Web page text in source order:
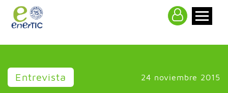
Entrevista 24 noviembre 2015